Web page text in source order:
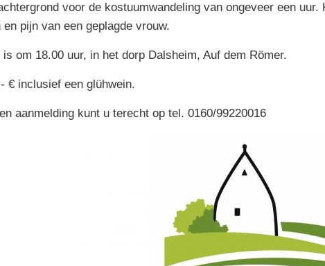
voor de kostuumwandeling van ongeveer een
pijn van een geplagde vrouw.
om 18.00 uur, in het dorp Dalsheim, Auf dem Römer.
€ inclusief een glühwein.
aanmelding kunt u terecht op tel. 0160/99220016